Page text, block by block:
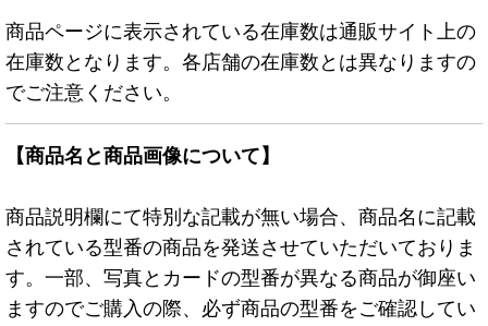
商品ページに表示されている在庫数は通販サイト上の
在庫数となります。各店舗の在庫数とは異なりますの
でご注意ください。
【商品名と商品画像について】
商品説明欄にて特別な記載が無い場合、商品名に記載
されている型番の商品を発送させていただいておりま
す。一部、写真とカードの型番が異なる商品が御座い
ますのでご購入の際、必ず商品の型番をご確認してい